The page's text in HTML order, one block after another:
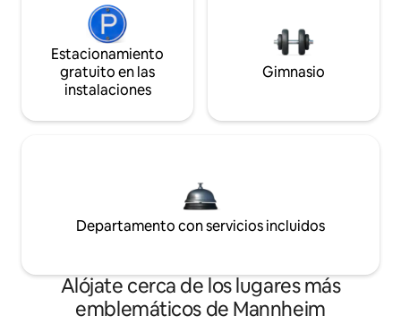
Estacionamiento
gratuito en las
instalaciones
Gimnasio
Departamento con servicios incluidos
Alójate cerca de los lugares más
emblemáticos de Mannheim